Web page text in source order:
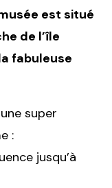
est situé
de l’île
fabuleuse
super
:
jusqu’à